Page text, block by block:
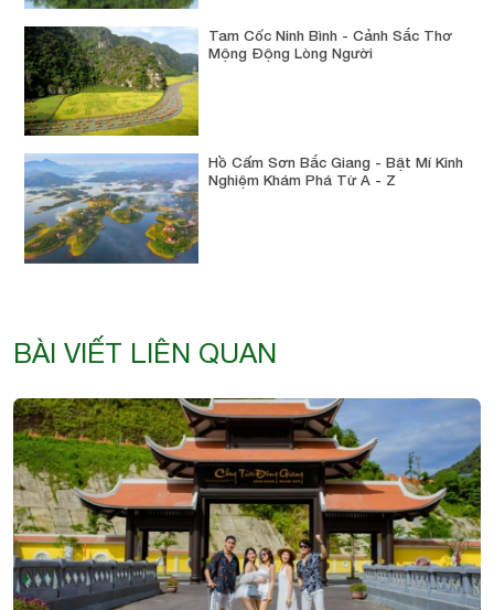
Tam Cốc Ninh Bình - Cảnh Sắc Thơ
Mộng Động Lòng Người
Hồ Cấm Sơn Bắc Giang - Bật Mí Kinh
Nghiệm Khám Phá Từ A - Z
BÀI VIẾT LIÊN QUAN